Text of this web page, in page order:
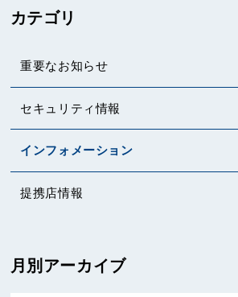
ペ
ー
へ
カテゴリ
重要なお知らせ
セキュリティ情報
インフォメーション
提携店情報
月別アーカイブ